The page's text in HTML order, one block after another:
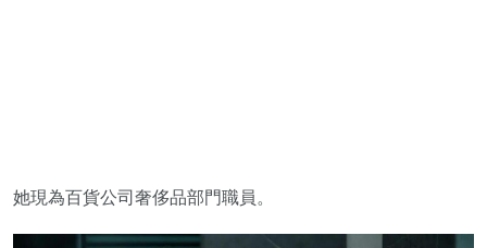
她現為百貨公司奢侈品部門職員。